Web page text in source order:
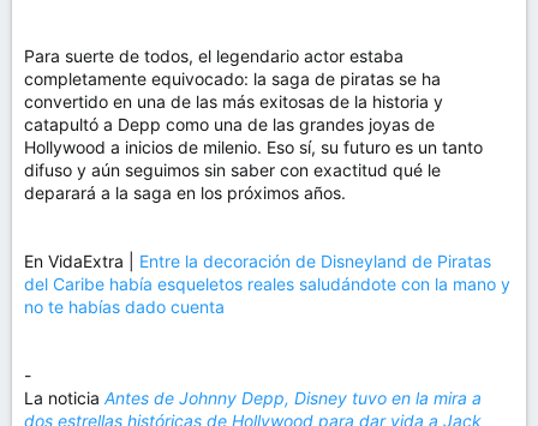
Para suerte de todos, el legendario actor estaba
completamente equivocado: la saga de piratas se ha
convertido en una de las más exitosas de la historia y
catapultó a Depp como una de las grandes joyas de
Hollywood a inicios de milenio. Eso sí, su futuro es un tanto
difuso y aún seguimos sin saber con exactitud qué le
deparará a la saga en los próximos años.
En VidaExtra | Entre la decoración de Disneyland de Piratas
del Caribe había esqueletos reales saludándote con la mano y
no te habías dado cuenta
-
La noticia Antes de Johnny Depp, Disney tuvo en la mira a
dos estrellas históricas de Hollywood para dar vida a Jack